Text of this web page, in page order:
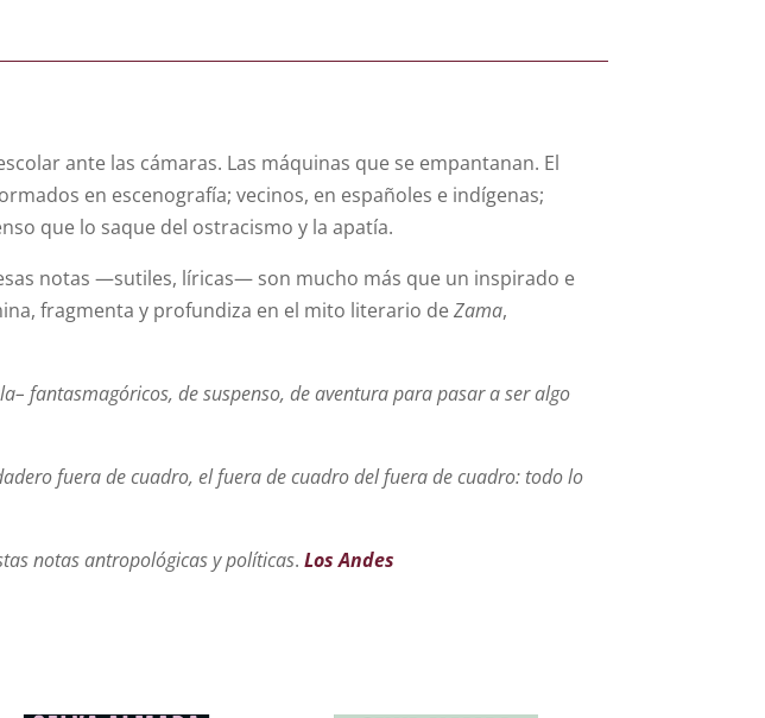
ante las cámaras. Las máquinas que se empantanan. El
en escenografía; vecinos, en españoles e indígenas;
que lo saque del ostracismo y la apatía.
notas —sutiles, líricas— son mucho más que un inspirado e
fragmenta y profundiza en el mito literario deZama,
fantasmagóricos, de suspenso, de aventura para pasar a ser algo
fuera de cuadro, el fuera de cuadro del fuera de cuadro: todo lo
notas antropológicas y políticas. Los Andes